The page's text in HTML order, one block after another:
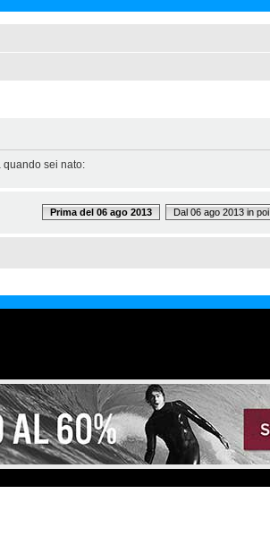
quando sei nato:
Prima del 06 ago 2013 Dal 06 ago 2013 in poi